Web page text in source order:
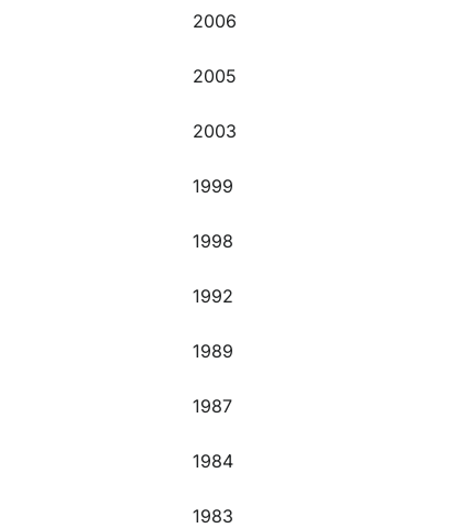
2006
2005
2003
1999
1998
1992
1989
1987
1984
1983